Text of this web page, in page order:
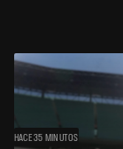
HACE 35 MINUTOS